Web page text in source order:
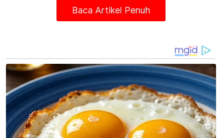
Menurutnya, setakat ini belum ada satu pun
Baca Artikel Penuh